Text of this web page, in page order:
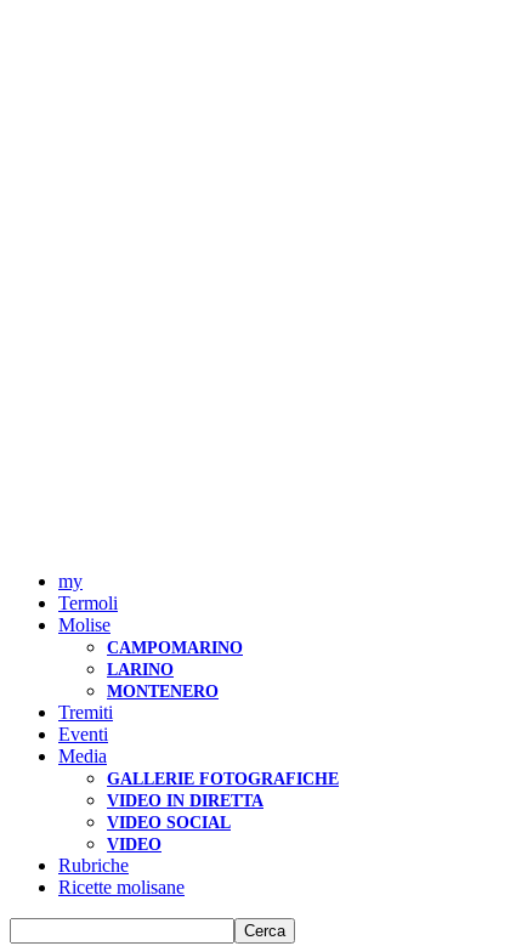
my
Termoli
Molise
CAMPOMARINO
LARINO
MONTENERO
Tremiti
Eventi
Media
GALLERIE FOTOGRAFICHE
VIDEO IN DIRETTA
VIDEO SOCIAL
VIDEO
Rubriche
Ricette molisane